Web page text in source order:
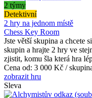
2 týmy
Detektivní
2 hry na jednom místě
Chess Key Room
Jste větší skupina a chcete
skupin a hrajte 2 hry ve
zjistit, komu šla která hra
Cena od: 3 000 Kč /
zobrazit hru
Sleva